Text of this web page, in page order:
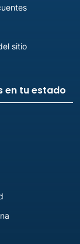
sitio
en tu estado